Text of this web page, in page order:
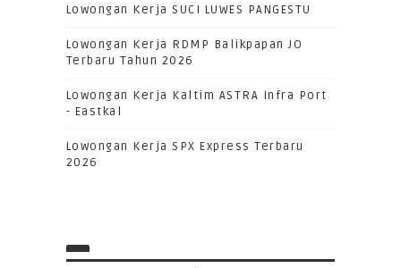
Lowongan Kerja SUCI LUWES PANGESTU
Lowongan Kerja RDMP Balikpapan JO
Terbaru Tahun 2026
Lowongan Kerja Kaltim ASTRA Infra Port
- Eastkal
Lowongan Kerja SPX Express Terbaru
2026